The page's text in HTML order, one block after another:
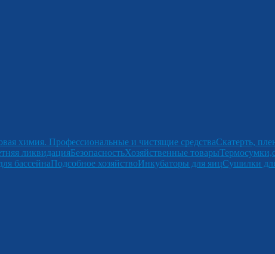
химия. Профессиональные и чистящие средстваСкатерть,
ликвидацияБезопасностьХозяйственные товары
бассейнаПодсобное хозяйствоИнкубаторы для яицСушилки